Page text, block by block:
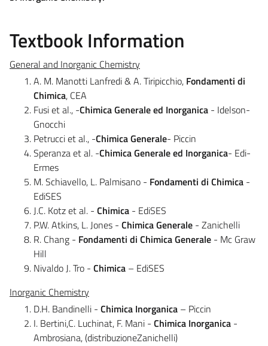
Textbook Information
General and Inorganic Chemistry
A. M. Manotti Lanfredi & A. Tiripicchio, Fondamenti di
Chimica, CEA
Fusi et al., -Chimica Generale ed Inorganica - Idelson-
Gnocchi
Petrucci et al., -Chimica Generale- Piccin
Speranza et al. -Chimica Generale ed Inorganica- Edi-
Ermes
M. Schiavello, L. Palmisano - Fondamenti di Chimica -
EdiSES
J.C. Kotz et al. - Chimica - EdiSES
P.W. Atkins, L. Jones - Chimica Generale - Zanichelli
R. Chang - Fondamenti di Chimica Generale - Mc Graw
Hill
Nivaldo J. Tro - Chimica – EdiSES
Inorganic Chemistry
D.H. Bandinelli - Chimica Inorganica – Piccin
I. Bertini,C. Luchinat, F. Mani - Chimica Inorganica -
Ambrosiana, (distribuzioneZanichelli)